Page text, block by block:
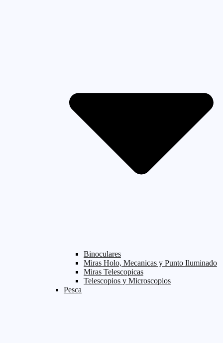
Binoculares
Miras Holo, Mecanicas y Punto Iluminado
Miras Telescopicas
Telescopios y Microscopios
Pesca